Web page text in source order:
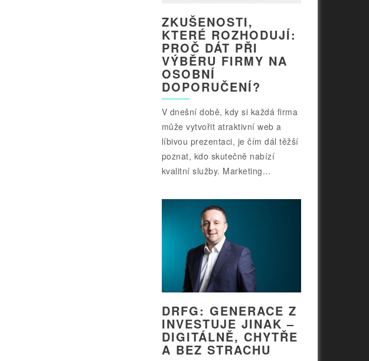
ZKUŠENOSTI,
KTERÉ ROZHODUJÍ:
PROČ DÁT PŘI
VÝBĚRU FIRMY NA
OSOBNÍ
DOPORUČENÍ?
V dnešní době, kdy si každá firma
může vytvořit atraktivní web a
líbivou prezentaci, je čím dál těžší
poznat, kdo skutečně nabízí
kvalitní služby. Marketing...
DRFG: GENERACE Z
INVESTUJE JINAK –
DIGITÁLNĚ, CHYTŘE
A BEZ STRACHU